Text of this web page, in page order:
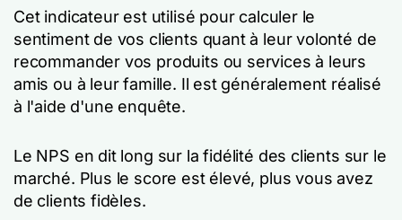
Cet indicateur est utilisé pour calculer le
sentiment de vos clients quant à leur volonté de
recommander vos produits ou services à leurs
amis ou à leur famille. Il est généralement réalisé
à l'aide d'une enquête.
Le NPS en dit long sur la fidélité des clients sur le
marché. Plus le score est élevé, plus vous avez
de clients fidèles.